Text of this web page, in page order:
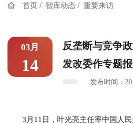
首页 / 智库动态 / 重要来访
03月
14
反垄断与竞争
发改委作专题
发布时间：
3月11日，叶光亮主任率中国人